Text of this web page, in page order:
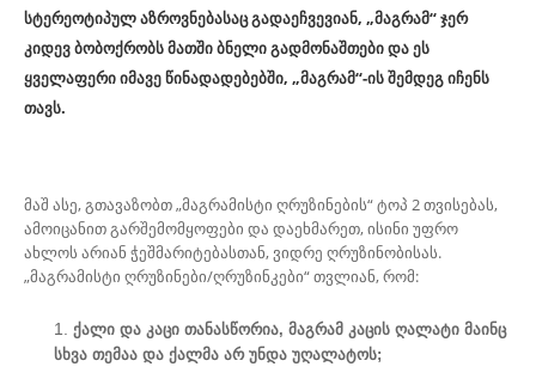
სტერეოტიპულ აზროვნებასაც გადაეჩვევიან, „მაგრამ“ ჯერ
კიდევ ბობოქრობს მათში ბნელი გადმონაშთები და ეს
ყველაფერი იმავე წინადადებებში, „მაგრამ“-ის შემდეგ იჩენს
თავს.
მაშ ასე, გთავაზობთ „მაგრამისტი ღრუზინების“ ტოპ 2 თვისებას,
ამოიცანით გარშემომყოფები და დაეხმარეთ, ისინი უფრო
ახლოს არიან ჭეშმარიტებასთან, ვიდრე ღრუზინობისას.
„მაგრამისტი ღრუზინები/ღრუზინკები“ თვლიან, რომ:
ქალი და კაცი თანასწორია, მაგრამ კაცის ღალატი მაინც
სხვა თემაა და ქალმა არ უნდა უღალატოს;